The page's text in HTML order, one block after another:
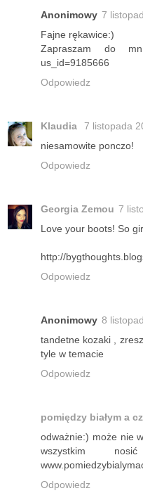
Anonimowy 7
Fajne rękawice:)
Zapraszam do
us_id=9185666
Odpowiedz
Klaudia
7 listopada
niesamowite ponczo!
Odpowiedz
Georgia Zemou 7
Love your boots! So
http://
Odpowiedz
Anonimowy 8
tandetne kozaki ,
tyle w temacie
Odpowiedz
pomiędzy białym a
odważnie:) może nie
wszystkim
Odpowiedz